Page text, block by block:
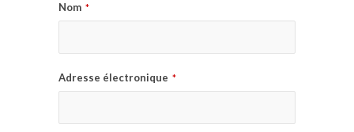
Nom *
Adresse électronique *